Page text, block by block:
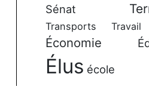
Sénat
Transports Travail
Économie
Élus école